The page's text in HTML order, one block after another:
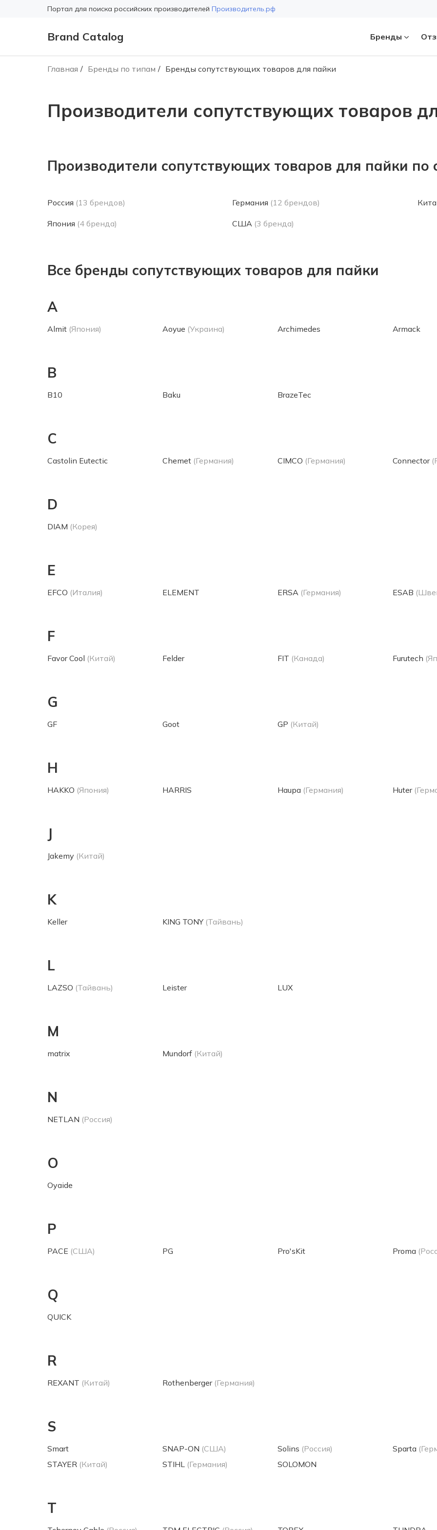
Портал для поиска российских производителей Производитель.рф
Brand Catalog Бренды
Главная Бренды по типам Бренды сопутствующих товаров для пайки
Производители сопутствующих товаров
Производители сопутствующих товаров для пайки по
Россия (13 брендов) Германия (12 брендов)
Япония (4 бренда) США (3 бренда)
Все бренды сопутствующих товаров для пайки
A
Almit (Япония) Aoyue (Украина) Archimedes Armack
B
B10 Baku BrazeTec
C
Castolin Eutectic Chemet (Германия) CIMCO (Германия) Connector
D
DIAM (Корея)
E
EFCO (Италия) ELEMENT ERSA (Германия) ESAB
F
Favor Cool (Китай) Felder FIT (Канада) Furutech
G
GF Goot GP (Китай)
H
HAKKO (Япония) HARRIS Haupa (Германия) Huter
J
Jakemy (Китай)
K
Keller KING TONY (Тайвань)
L
LAZSO (Тайвань) Leister LUX
M
matrix Mundorf (Китай)
N
NETLAN (Россия)
O
Oyaide
P
PACE (США) PG Pro'sKit Proma
Q
QUICK
R
REXANT (Китай) Rothenberger (Германия)
S
Smart
STAYER (Китай)
SNAP-ON (США)
STIHL (Германия)
Solins (Россия)
SOLOMON
Sparta
T